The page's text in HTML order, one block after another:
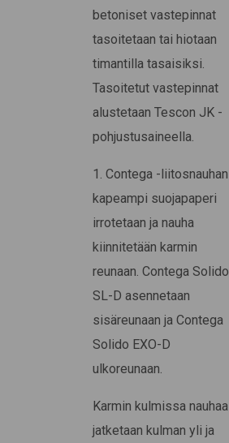
betoniset vastepinnat
tasoitetaan tai hiotaan
timantilla tasaisiksi.
Tasoitetut vastepinnat
alustetaan Tescon JK -
pohjustusaineella.
1. Contega -liitosnauhan
kapeampi suojapaperi
irrotetaan ja nauha
kiinnitetään karmin
reunaan. Contega Solido
SL-D asennetaan
sisäreunaan ja Contega
Solido EXO-D
ulkoreunaan.
Karmin kulmissa nauhaa
jatketaan kulman yli ja